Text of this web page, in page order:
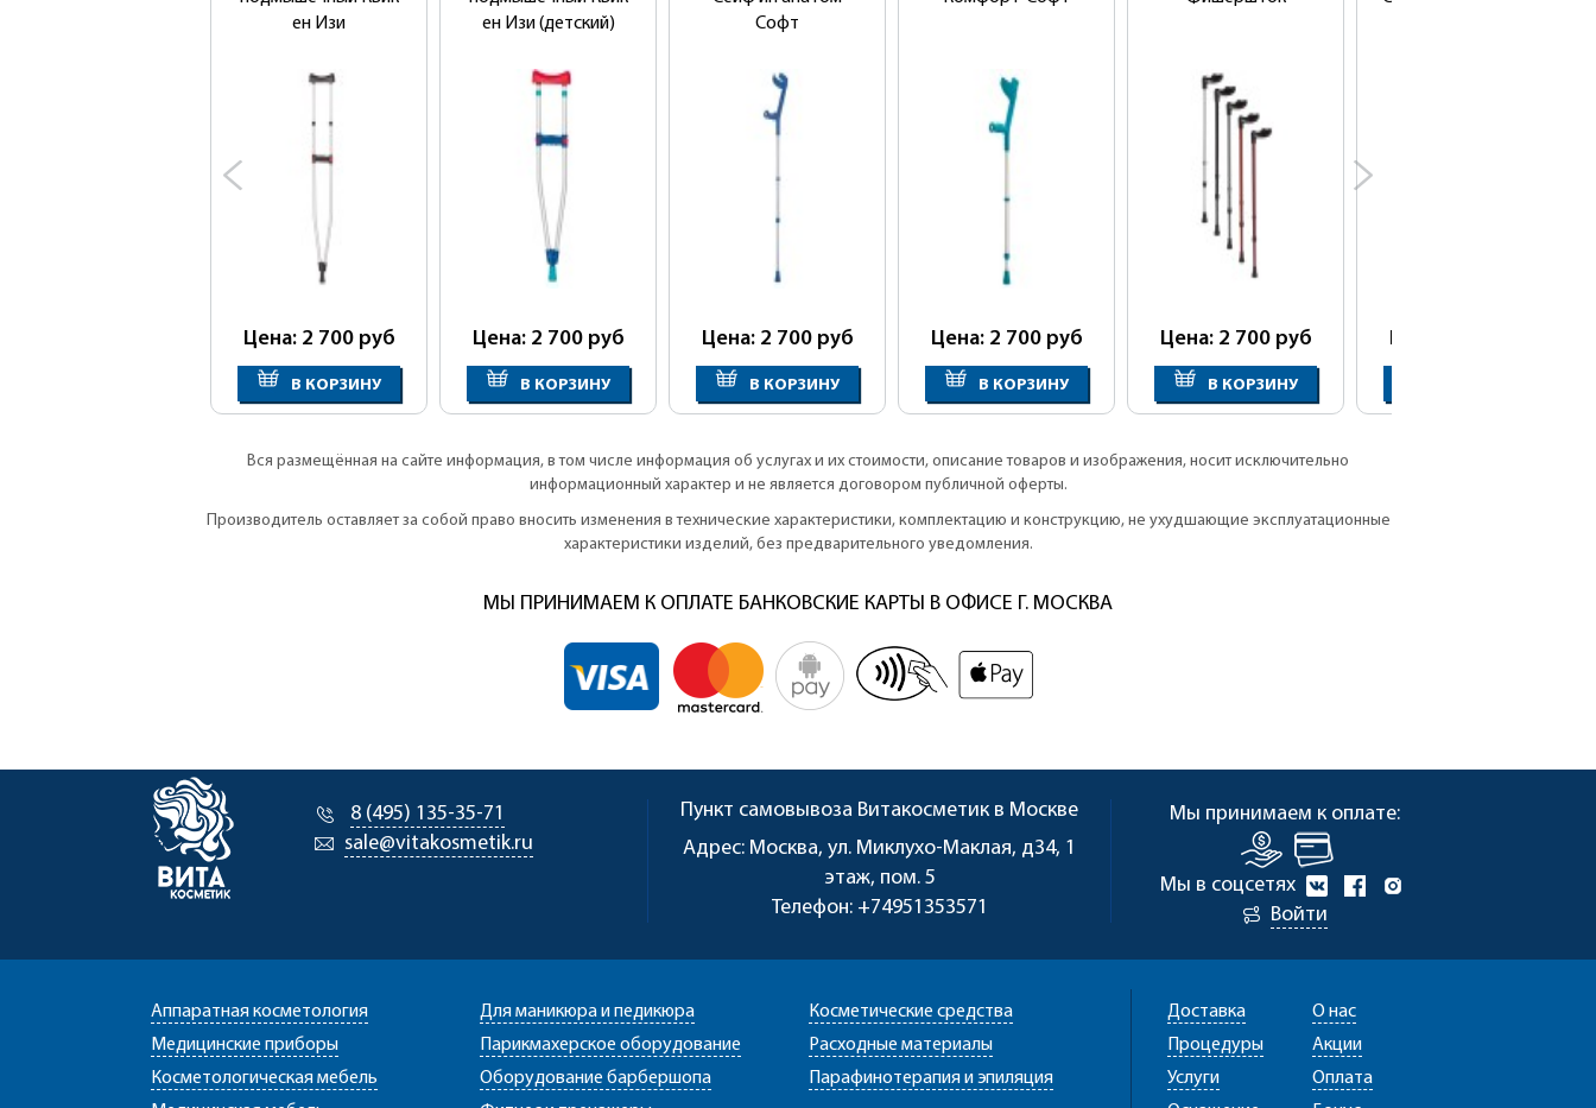
ен Изи
Цена: 2 700 руб
В КОРЗИНУ
ен Изи (детский)
Цена: 2 700 руб
В КОРЗИНУ
Софт
Цена: 2 700 руб
В КОРЗИНУ
Цена: 2 700 руб
В КОРЗИНУ
Цена: 2 700 руб
В КОРЗИНУ
Цена: 2 700
Вся размещённая на сайте информация, в том числе информация об услугах и их стоимости, описание товаров и изображения, носит исключительно
информационный характер и не является договором публичной оферты.
Производитель оставляет за собой право вносить изменения в технические характеристики, комплектацию и конструкцию, не ухудшающие эксплуатационные
характеристики изделий, без предварительного уведомления.
МЫ ПРИНИМАЕМ К ОПЛАТЕ БАНКОВСКИЕ КАРТЫ В ОФИСЕ Г. МОСКВА
8 (495) 135-35-71
sale@vitakosmetik.ru
Пункт самовывоза Витакосметик в Москве
Адрес: Москва, ул. Миклухо-Маклая, д34, 1
этаж, пом. 5
Телефон: +74951353571
Мы принимаем к оплате:
Мы в соцсетях
Войти
Аппаратная косметология
Медицинские приборы
Косметологическая мебель
Для маникюра и педикюра
Парикмахерское оборудование
Оборудование барбершопа
Косметические средства
Расходные материалы
Парафинотерапия и эпиляция
Доставка
Процедуры
Услуги
О нас
Акции
Оплата